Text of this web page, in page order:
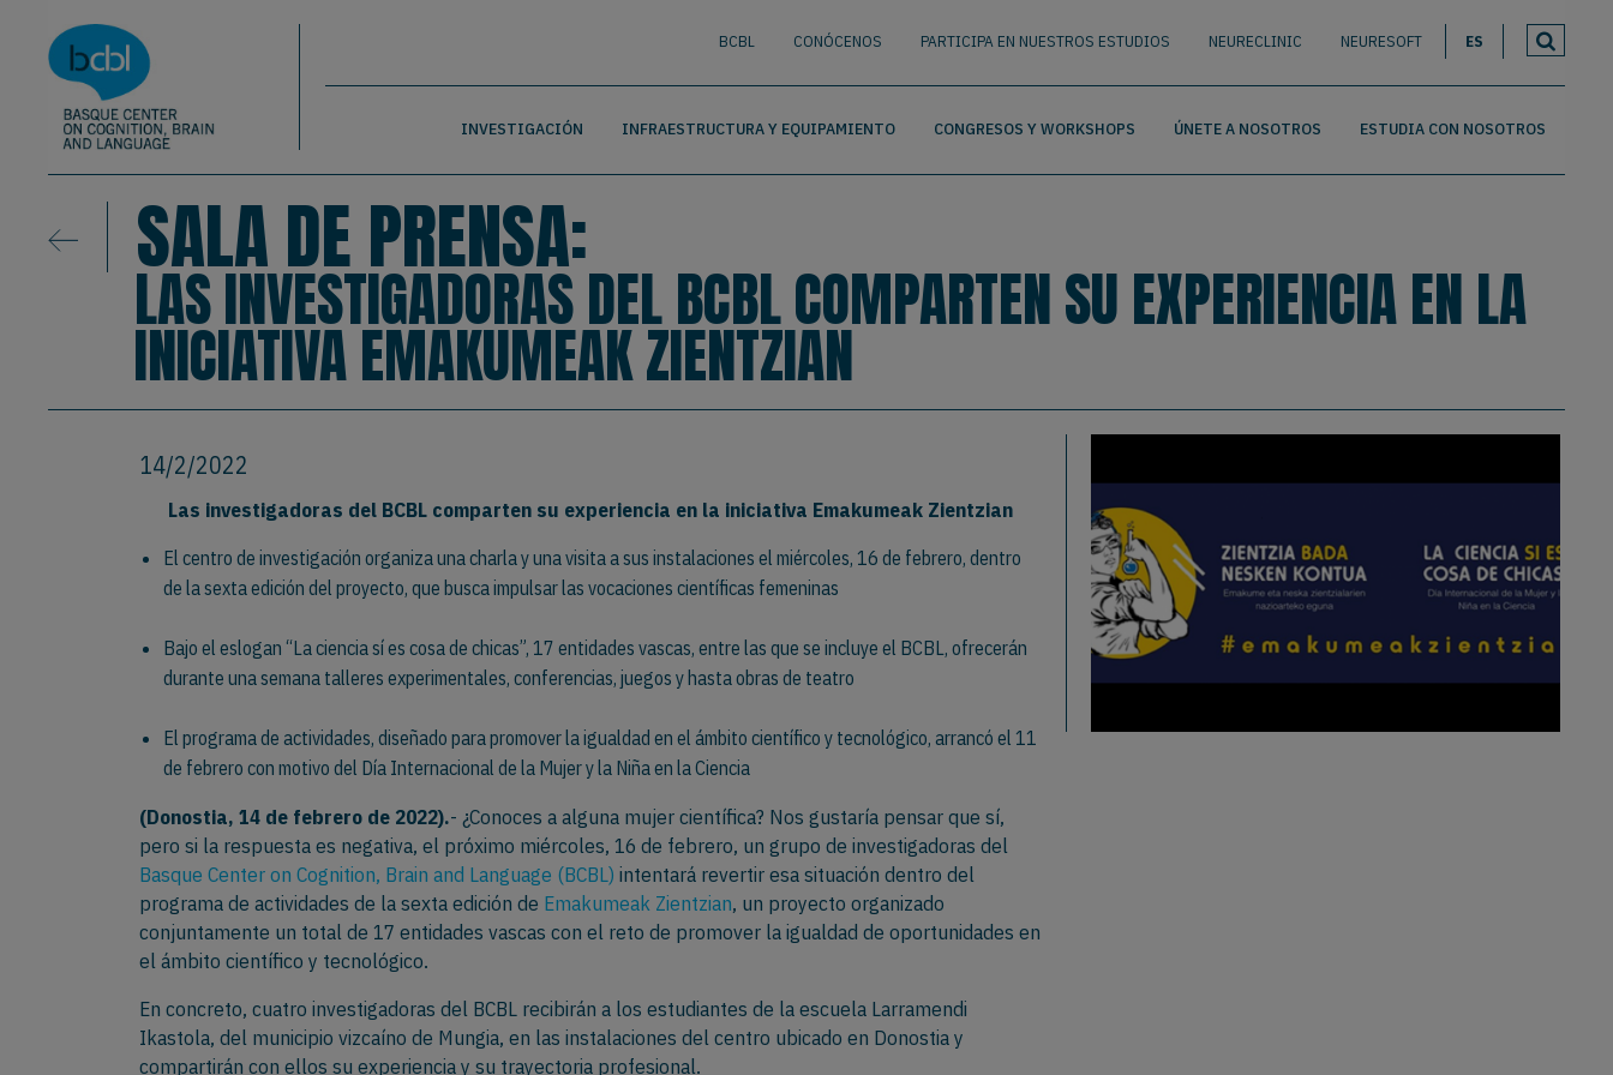
Basque Center on Cognition, Brain & Language
BCBL CONÓCENOS PARTICIPA EN NUESTROS ESTUDIOS NEURECLINIC NEURESOFT ES
INVESTIGACIÓN INFRAESTRUCTURA Y EQUIPAMIENTO CONGRESOS Y WORKSHOPS ÚNETE A NOSOTROS ESTUDIA CON NOSOTROS
SALA DE PRENSA:
LAS INVESTIGADORAS DEL BCBL COMPARTEN SU EXPERIENCIA EN LA
INICIATIVA EMAKUMEAK ZIENTZIAN
14/2/2022
Las investigadoras del BCBL comparten su experiencia en la iniciativa Emakumeak Zientzian
El centro de investigación organiza una charla y una visita a sus instalaciones el miércoles, 16 de febrero, dentro
de la sexta edición del proyecto, que busca impulsar las vocaciones científicas femeninas
Bajo el eslogan “La ciencia sí es cosa de chicas”, 17 entidades vascas, entre las que se incluye el BCBL, ofrecerán
durante una semana talleres experimentales, conferencias, juegos y hasta obras de teatro
El programa de actividades, diseñado para promover la igualdad en el ámbito científico y tecnológico, arrancó el 11
de febrero con motivo del Día Internacional de la Mujer y la Niña en la Ciencia
(Donostia, 14 de febrero de 2022).- ¿Conoces a alguna mujer científica? Nos gustaría pensar que sí,
pero si la respuesta es negativa, el próximo miércoles, 16 de febrero, un grupo de investigadoras del
Basque Center on Cognition, Brain and Language (BCBL) intentará revertir esa situación dentro del
programa de actividades de la sexta edición de Emakumeak Zientzian, un proyecto organizado
conjuntamente un total de 17 entidades vascas con el reto de promover la igualdad de oportunidades en
el ámbito científico y tecnológico.
En concreto, cuatro investigadoras del BCBL recibirán a los estudiantes de la escuela Larramendi
Ikastola, del municipio vizcaíno de Mungia, en las instalaciones del centro ubicado en Donostia y
compartirán con ellos su experiencia y su trayectoria profesional.